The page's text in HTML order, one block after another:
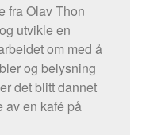
fra Olav Thon
utvikle en
om med å
og belysning
det blitt dannet
av en kafé på